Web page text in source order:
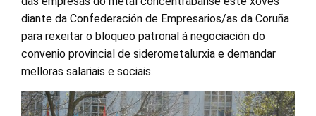
diante da Confederación de Empresarios/as da Coruña
para rexeitar o bloqueo patronal á negociación do
convenio provincial de siderometalurxia e demandar
melloras salariais e sociais.